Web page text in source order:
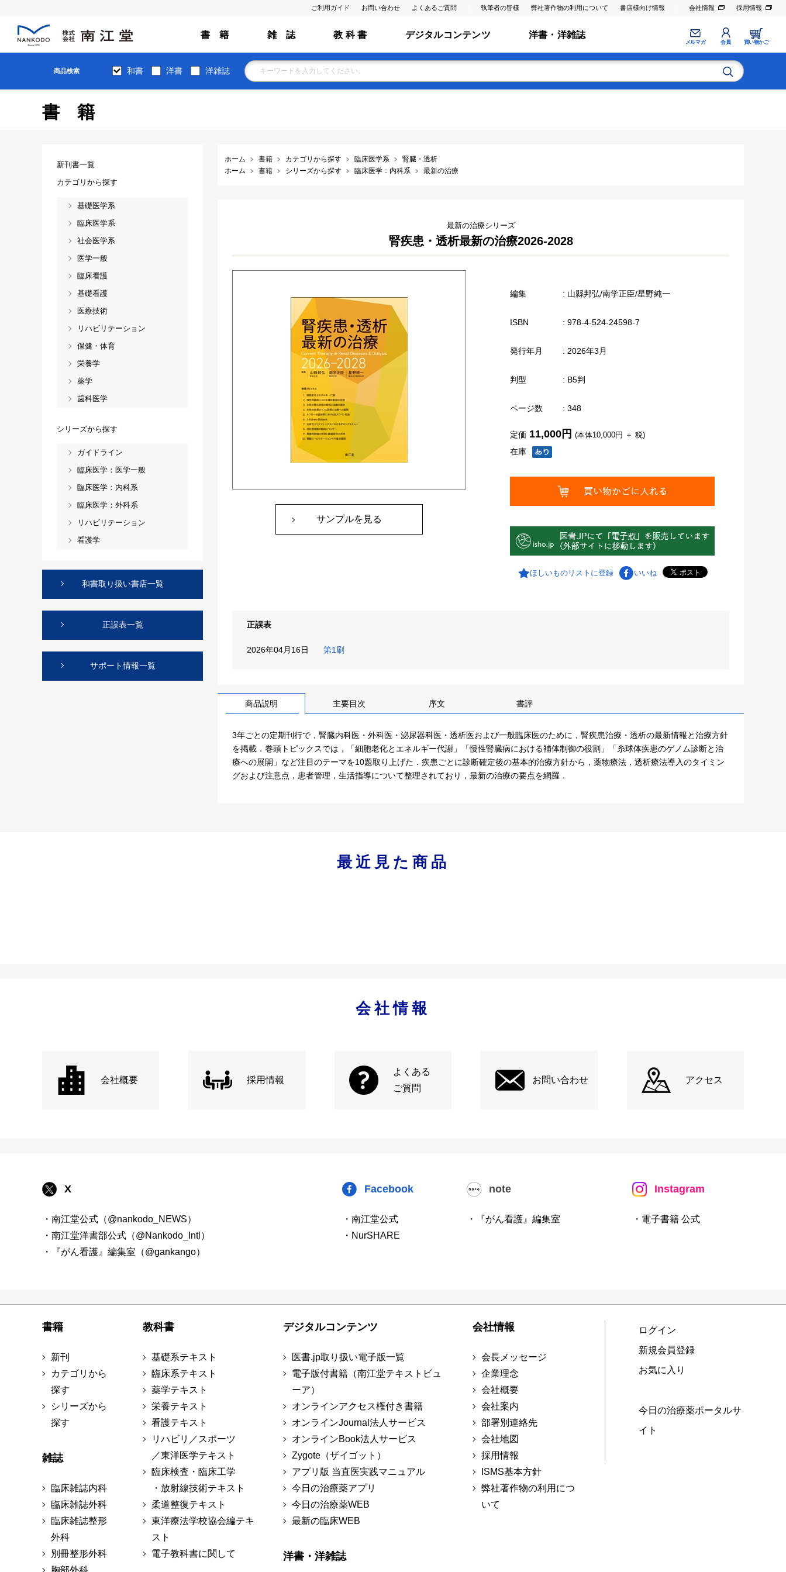
ご利用ガイド お問い合わせ よくあるご質問 執筆者の皆様 弊社著作物の利用について 書店様向け情報 会社情報 採用情報
書 籍 雑 誌 教 科 書 デジタルコンテンツ 洋書・洋雑誌
メルマガ 会員 買い物かご
商品検索 和書 洋書 洋雑誌
書籍
ホーム 書籍 カテゴリから探す 臨床医学系
腎臓・透析
ホーム
書籍 シリーズから探す 臨床医学：内科系 最新の治療
最新の治療シリーズ
腎疾患・透析最新の治療2026-2028
サンプルを見る
編集 : 山縣邦弘/南学正臣/星野純一
ISBN : 978-4-524-24598-7
発行年月 : 2026年3月
判型 : B5判
ページ数 : 348
在庫
定価 11,000円 (本体10,000円 ＋ 税)
ほしいものリストに登録 いいね
正誤表
2026年04月16日 第1刷
商品説明 主要目次 序文 書評
3年ごとの定期刊行で，腎臓内科医・外科医・泌尿器科医・透析医および一般臨床医のために，腎疾患治療・透析の最新情報と治療方針
を掲載．巻頭トピックスでは，「細胞老化とエネルギー代謝」「慢性腎臓病における補体制御の役割」「糸球体疾患のゲノム診断と治
療への展開」など注目のテーマを10題取り上げた．疾患ごとに診断確定後の基本的治療方針から，薬物療法，透析療法導入のタイミン
グおよび注意点，患者管理，生活指導について整理されており，最新の治療の要点を網羅．
新刊書一覧
カテゴリから探す
基礎医学系
臨床医学系
社会医学系
医学一般
臨床看護
基礎看護
医療技術
リハビリテーション
保健・体育
栄養学
薬学
歯科医学
シリーズから探す
ガイドライン
臨床医学：医学一般
臨床医学：内科系
臨床医学：外科系
リハビリテーション
看護学
和書取り扱い書店一覧
正誤表一覧
サポート情報一覧
最近見た商品
会社情報
会社概要 採用情報
よくある
ご質問
お問い合わせ アクセス
X
・南江堂公式（@nankodo_NEWS）
・南江堂洋書部公式（@Nankodo_Intl）
・『がん看護』編集室（@gankango）
Facebook
・南江堂公式
・NurSHARE
note
・『がん看護』編集室
Instagram
・電子書籍 公式
書籍
新刊
カテゴリから
探す
シリーズから
探す
雑誌
臨床雑誌内科
臨床雑誌外科
臨床雑誌整形
外科
別冊整形外科
胸部外科
教科書
基礎系テキスト
臨床系テキスト
薬学テキスト
栄養テキスト
看護テキスト
リハビリ／スポーツ
／東洋医学テキスト
臨床検査・臨床工学
・放射線技術テキスト
柔道整復テキスト
東洋療法学校協会編テキ
スト
電子教科書に関して
デジタルコンテンツ
医書.jp取り扱い電子版一覧
電子版付書籍（南江堂テキストビュ
ーア）
オンラインアクセス権付き書籍
オンラインJournal法人サービス
オンラインBook法人サービス
Zygote（ザイゴット）
アプリ版 当直医実践マニュアル
今日の治療薬アプリ
今日の治療薬WEB
最新の臨床WEB
洋書・洋雑誌
会社情報
会長メッセージ
企業理念
会社概要
会社案内
部署別連絡先
会社地図
採用情報
ISMS基本方針
弊社著作物の利用につ
いて
ログイン
新規会員登録
お気に入り
今日の治療薬ポータルサ
イト